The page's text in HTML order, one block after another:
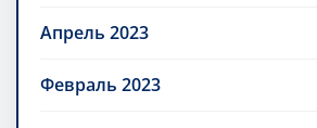
Апрель 2023
Февраль 2023